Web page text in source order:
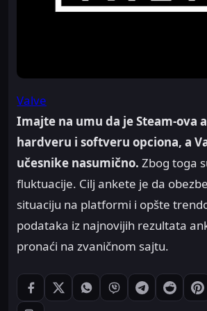
Valve
Imajte na umu da je Steam-ova
hardveru i softveru opciona, a
učesnike nasumično. Zbog toga
fluktuacije. Cilj ankete je da
situaciju na platformi i opšte
podataka iz najnovijih rezultata
pronaći na zvaničnom sajtu.
Podeli: Facebook
Podeli: XPodeli: WhatsApp
Podeli: Viber
Podeli: